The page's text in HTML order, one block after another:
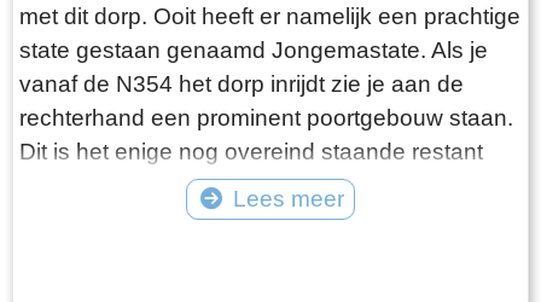
dat de ze inmiddels aardig op leeftijd zijn, in
ieder geval over de zestig. Ik hoop dat ze het
nog even kunnen volhouden tot aan hun
pensioenleeftijd. Want zodra zij ermee stoppen
vangt iedereen bot bij Laaksum.
met dit dorp. Ooit heeft er namelijk een prachtige
state gestaan genaamd Jongemastate. Als je
vanaf de N354 het dorp inrijdt zie je aan de
rechterhand een prominent poortgebouw staan.
Dit is het enige nog overeind staande restant
van Jongemastate. Het poortgebouw geeft
toegang tot het park Jongemastate. In het
Lees meer